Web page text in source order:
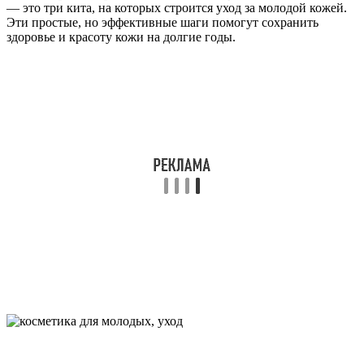
— это три кита, на которых строится уход за молодой кожей.
Эти простые, но эффективные шаги помогут сохранить
здоровье и красоту кожи на долгие годы.